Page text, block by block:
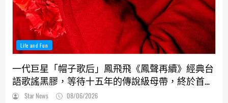
Life and Fun
一代巨星「帽子歌后」鳳飛飛《鳳聲再續》經典台
語歌謠黑膠，等待十五年的傳說級母帶，終於首度
解封！
Star News 08/06/2026